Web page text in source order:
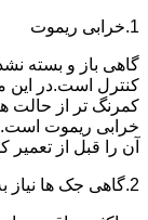
1.خرابی ریموت
گاهی باز و بسته
کنترل است.در این
کمرنگ تر از حالت
خرابی ریموت
آن را قبل از
2.گاهی جک ها نیاز به روغن کاری دارند!